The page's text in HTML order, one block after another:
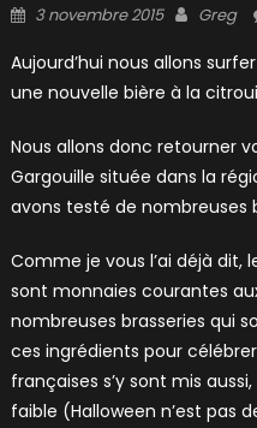
Posted
3 novembre 2015 Author
Greg
Aujourd’hui nous allons
une nouvelle bière à la
Nous allons donc retourner
Gargouille située dans la
avons testé de nombreuses
Comme je vous l’ai déjà dit,
sont monnaies courantes
nombreuses brasseries qui
ces ingrédients pour
françaises s’y sont mis
faible (Halloween n’est pas